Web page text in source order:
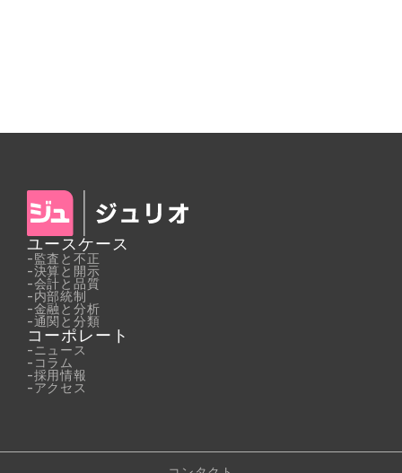
ユースケース
-監査と不正
-決算と開示
-会計と品質
-内部統制
-金融と分析
-通関と分類
コーポレート
- ニュース
- コラム
-採用情報
-アクセス